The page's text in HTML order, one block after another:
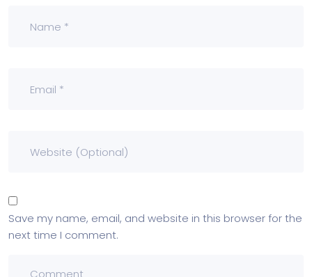
Save my name, email, and website in this browser for the
next time I comment.